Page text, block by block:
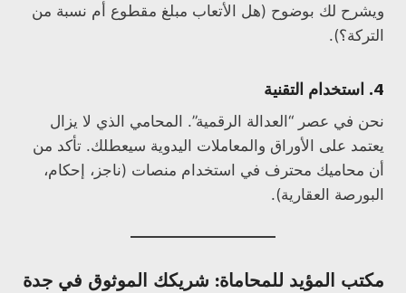
ويشرح لك بوضوح (هل الأتعاب مبلغ مقطوع أم نسبة من
التركة؟).
4. استخدام التقنية
نحن في عصر “العدالة الرقمية”. المحامي الذي لا يزال
يعتمد على الأوراق والمعاملات اليدوية سيعطلك. تأكد من
أن محاميك محترف في استخدام منصات (ناجز، إحكام،
البورصة العقارية).
مكتب المؤيد للمحاماة: شريكك الموثوق في جدة